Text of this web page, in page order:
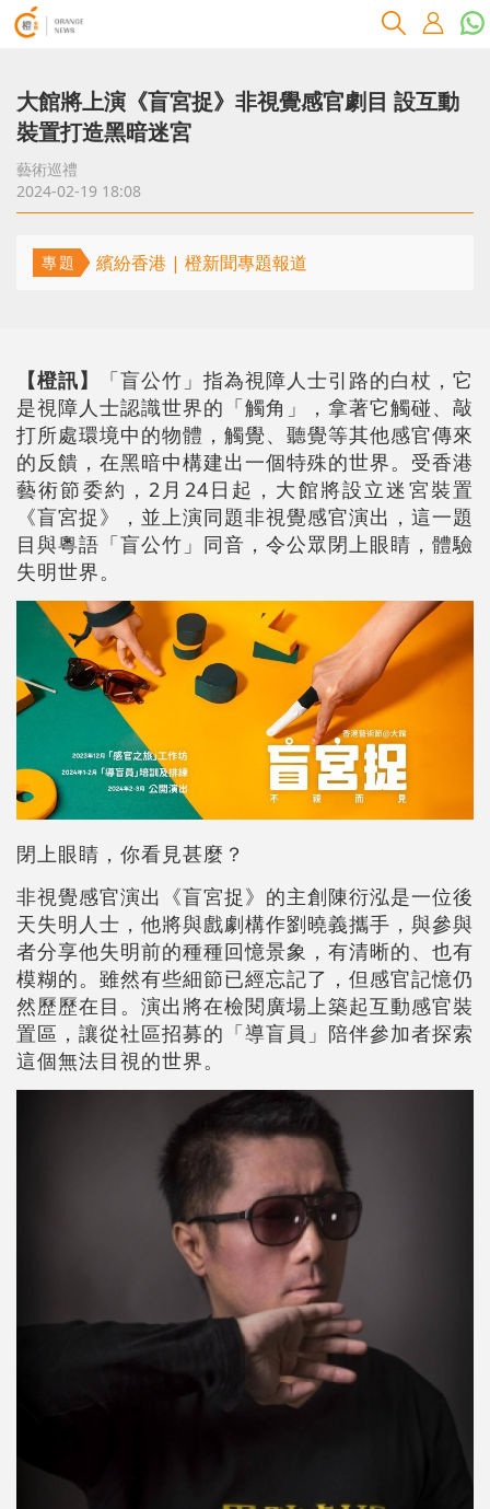
大館將上演《盲宮捉》非視覺感官劇目 設互動
裝置打造黑暗迷宮
藝術巡禮
2024-02-19 18:08
專題 繽紛香港 | 橙新聞專題報道
【橙訊】
「盲公竹」指為視障人士引路的白杖，它
是視障人士認識世界的「觸角」，拿著它觸碰、敲
打所處環境中的物體，觸覺、聽覺等其他感官傳來
的反饋，在黑暗中構建出一個特殊的世界。受香港
藝術節委約，2月24日起，大館將設立迷宮裝置
《盲宮捉》，並上演同題非視覺感官演出，這一題
目與粵語「盲公竹」同音，令公眾閉上眼睛，體驗
失明世界。
閉上眼睛，你看見甚麼？
非視覺感官演出《盲宮捉》的主創陳衍泓是一位後
天失明人士，他將與戲劇構作劉曉義攜手，與參與
者分享他失明前的種種回憶景象，有清晰的、也有
模糊的。雖然有些細節已經忘記了，但感官記憶仍
然歷歷在目。演出將在檢閱廣場上築起互動感官裝
置區，讓從社區招募的「導盲員」陪伴參加者探索
這個無法目視的世界。